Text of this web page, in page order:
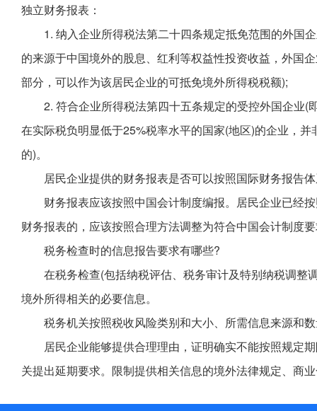
独立财务报表：
1. 纳入企业所得税法第二十四条规定抵免范围的外国
的来源于中国境外的股息、红利等权益性投资收益，外国
部分，可以作为该居民企业的可抵免境外所得税税额);
2. 符合企业所得税法第四十五条规定的受控外国企业
在实际税负明显低于25%税率水平的国家(地区)的企业，
的)。
居民企业提供的财务报表是否可以按照国际财务报告
财务报表应该按照中国会计制度编报。居民企业已经
财务报表的，应该按照合理方法调整为符合中国会计制度
税务检查时的信息报告要求有哪些?
在税务检查(包括纳税评估、税务审计及特别纳税调整
境外所得相关的必要信息。
税务机关按照税收风险类别和大小、所需信息来源和
居民企业能够提供合理理由，证明确实不能按照规定
关提出延期要求。限制提供相关信息的境外法律规定、商